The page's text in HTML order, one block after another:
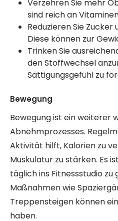
Verzehren Sie mehr
sind reich an
Reduzieren Sie
Diese können zur
Trinken Sie
den Stoffwechsel
Sättigungsgefühl zu
Bewegung
Bewegung ist ein weiterer
Abnehmprozesses.
Aktivität hilft, Kalorien zu
Muskulatur zu stärken. Es
täglich ins Fitnessstudio
Maßnahmen wie
Treppensteigen können
haben.